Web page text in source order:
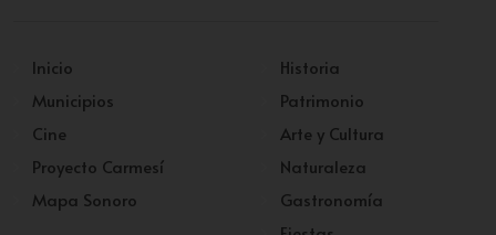
Inicio
Municipios
Cine
Proyecto Carmesí
Mapa Sonoro
Historia
Patrimonio
Arte y Cultura
Naturaleza
Gastronomía